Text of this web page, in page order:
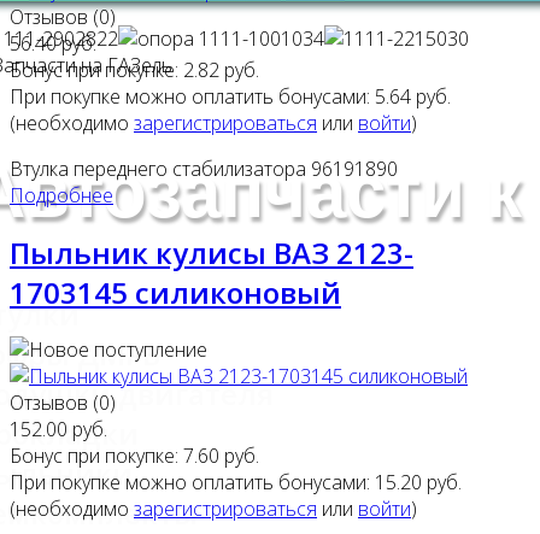
ДМРВ
двигателя
Отзывов (0)
56.40 руб.
Бонус при покупке: 2.82 руб.
При покупке можно оплатить бонусами: 5.64 руб.
(необходимо зарегистрироваться или войти)
Втулка переднего стабилизатора 96191890
Подробнее
Пыльник кулисы ВАЗ 2123-
1703145 силиконовый
Отзывов (0)
152.00 руб.
Бонус при покупке: 7.60 руб.
При покупке можно оплатить бонусами: 15.20 руб.
(необходимо зарегистрироваться или войти)